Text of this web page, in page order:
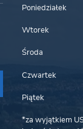
Poniedziałek
Wtorek
Środa
Czwartek
Piątek
*za wyjątkiem